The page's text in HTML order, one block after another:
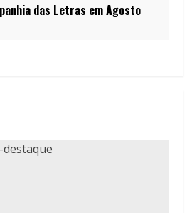
das Letras em Agosto